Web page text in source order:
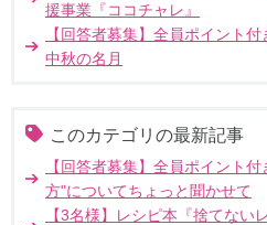
援事業『ココチャレ』
【回答者募集】全員ポイント
中秋の名月
このカテゴリの最新記事
【回答者募集】全員ポイント
方"についてちょっと聞かせて
【3名様】レシピ本『捨てな